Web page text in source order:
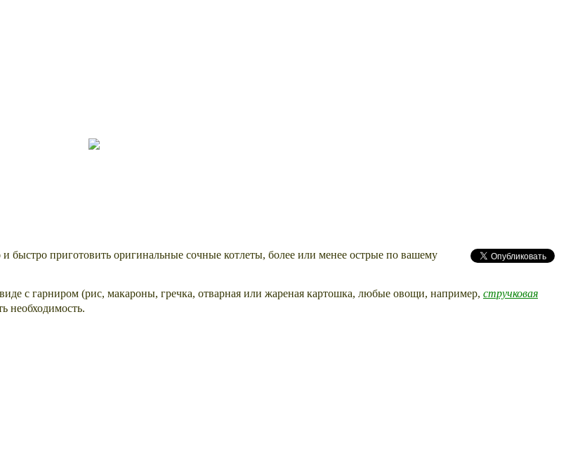
быстро приготовить оригинальные сочные котлеты, более или менее острые по вашему
с гарниром (рис, макароны, гречка, отварная или жареная картошка, любые овощи, например, стручковая
необходимость.